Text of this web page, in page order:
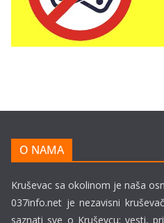
O NAMA
Kruševac sa okolinom je naša
037info.net je nezavisni
saznati sve o Kruševcu: vesti,